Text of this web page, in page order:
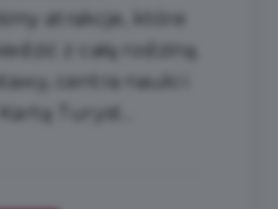
atrakcje, które
z całą rodziną.
centra nauki i
Turyst...